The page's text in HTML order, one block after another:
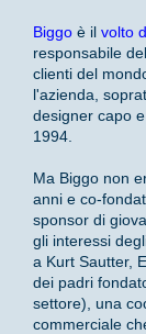
Biggo è ilvolto
responsabile
clienti del
l'azienda,
designer capo
1994.
Ma Biggo non
anni e co-
sponsor di
gli interessi
a Kurt Sautter,
dei padri
settore), una
commerciale